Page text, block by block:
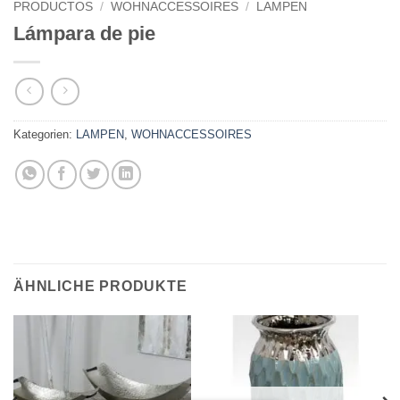
PRODUCTOS / WOHNACCESSOIRES / LAMPEN
Lámpara de pie
Kategorien: LAMPEN WOHNACCESSOIRES
ÄHNLICHE PRODUKTE